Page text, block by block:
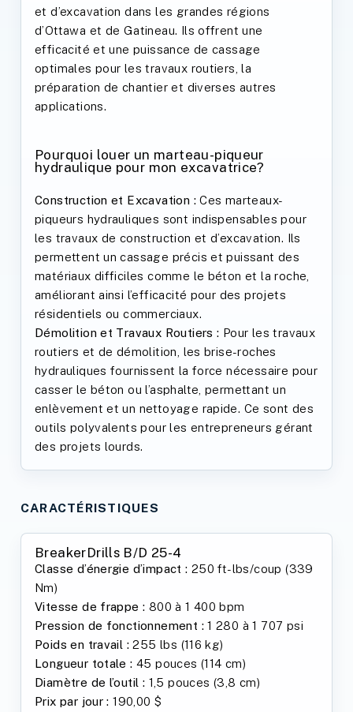
et d’excavation dans les grandes régions
d’Ottawa et de Gatineau. Ils offrent une
efficacité et une puissance de cassage
optimales pour les travaux routiers, la
préparation de chantier et diverses autres
applications.
Pourquoi louer un marteau-piqueur
hydraulique pour mon excavatrice?
Construction et Excavation :Ces marteaux-
piqueurs hydrauliques sont indispensables pour
les travaux de construction et d’excavation. Ils
permettent un cassage précis et puissant des
matériaux difficiles comme le béton et la roche,
améliorant ainsi l’efficacité pour des projets
résidentiels ou commerciaux.
Démolition et Travaux Routiers : Pour les travaux
routiers et de démolition, les brise-roches
hydrauliques fournissent la force nécessaire pour
casser le béton ou l’asphalte, permettant un
enlèvement et un nettoyage rapide. Ce sont des
outils polyvalents pour les entrepreneurs gérant
des projets lourds.
CARACTÉRISTIQUES
BreakerDrills B/D 25-4
Classe d’énergie d’impact : 250 ft-lbs/coup (339
Nm)
Vitesse de frappe : 800 à 1 400 bpm
Pression de fonctionnement :1 280 à 1 707 psi
Poids en travail : 255 lbs (116 kg)
Longueur totale : 45 pouces (114 cm)
Diamètre de l’outil : 1,5 pouces (3,8 cm)
Prix par jour : 190,00 $